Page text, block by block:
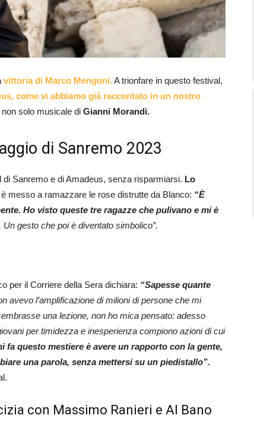
vittoria di Marco Mengoni.A trionfare in questo festival,
come vi abbiamo già raccontato in un nostro
solo musicale di Gianni Morandi.
di Sanremo 2023
Sanremo e di Amadeus, senza risparmiarsi. Lo
messo a ramazzare le rose distrutte da Blanco: “È
Ho visto queste tre ragazze che pulivano e mi è
gesto che poi è diventato simbolico”.
per il Corriere della Sera dichiara: “Sapesse quante
avevo l’amplificazione di milioni di persone che mi
una lezione, non ho mica pensato: adesso
per timidezza e inesperienza compiono azioni di cui
fa questo mestiere è avere un rapporto con la gente,
una parola, senza mettersi su un piedistallo”.
con Massimo Ranieri e Al Bano